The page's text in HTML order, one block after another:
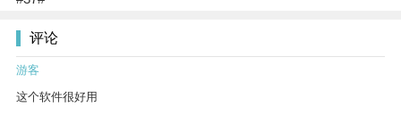
评论
游客
这个软件很好用